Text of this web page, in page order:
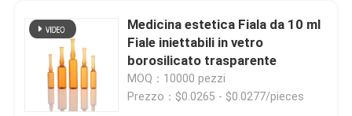
Medicina estetica Fiala da 10 ml
Fiale iniettabili in vetro
borosilicato trasparente
MOQ：10000 pezzi
Prezzo：$0.0265 - $0.0277/pieces